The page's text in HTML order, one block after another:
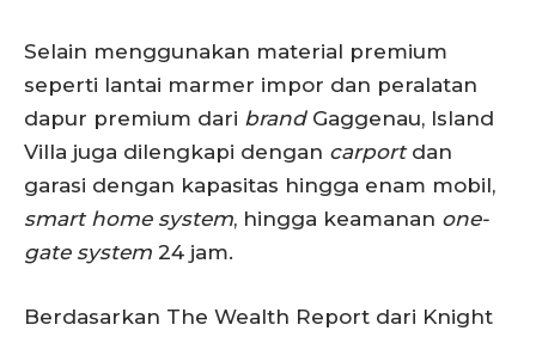
Selain menggunakan material premium
seperti lantai marmer impor dan peralatan
dapur premium dari brandGaggenau, Island
Villa juga dilengkapi dengan carport dan
garasi dengan kapasitas hingga enam mobil,
smart home system, hingga keamanan one-
gate system 24 jam.
Berdasarkan The Wealth Report dari Knight